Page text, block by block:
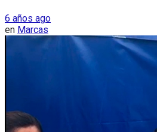
6 años ago
en Marcas